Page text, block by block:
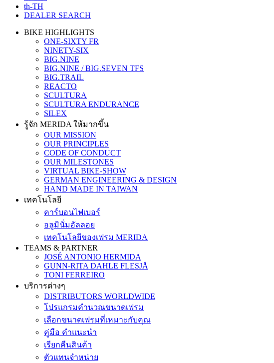
th-TH
DEALER SEARCH
BIKE HIGHLIGHTS
ONE-SIXTY FR
NINETY-SIX
BIG.NINE
BIG.NINE / BIG.SEVEN TFS
BIG.TRAIL
REACTO
SCULTURA
SCULTURA ENDURANCE
SILEX
รู้จัก MERIDA ให้มากขึ้น
OUR MISSION
OUR PRINCIPLES
CODE OF CONDUCT
OUR MILESTONES
VIRTUAL BIKE-SHOW
GERMAN ENGINEERING & DESIGN
HAND MADE IN TAIWAN
เทคโนโลยี
คาร์บอนไฟเบอร์
อลูมินั่มอัลลอย
เทคโนโลยีของเฟรม MERIDA
TEAMS & PARTNER
JOSÉ ANTONIO HERMIDA
GUNN-RITA DAHLE FLESJÅ
TONI FERREIRO
บริการต่างๆ
DISTRIBUTORS WORLDWIDE
โปรแกรมคำนวณขนาดเฟรม
เลือกขนาดเฟรมที่เหมาะกับคุณ
คู่มือ คำแนะนำ
เรียกคืนสินค้า
ตัวแทนจำหน่าย